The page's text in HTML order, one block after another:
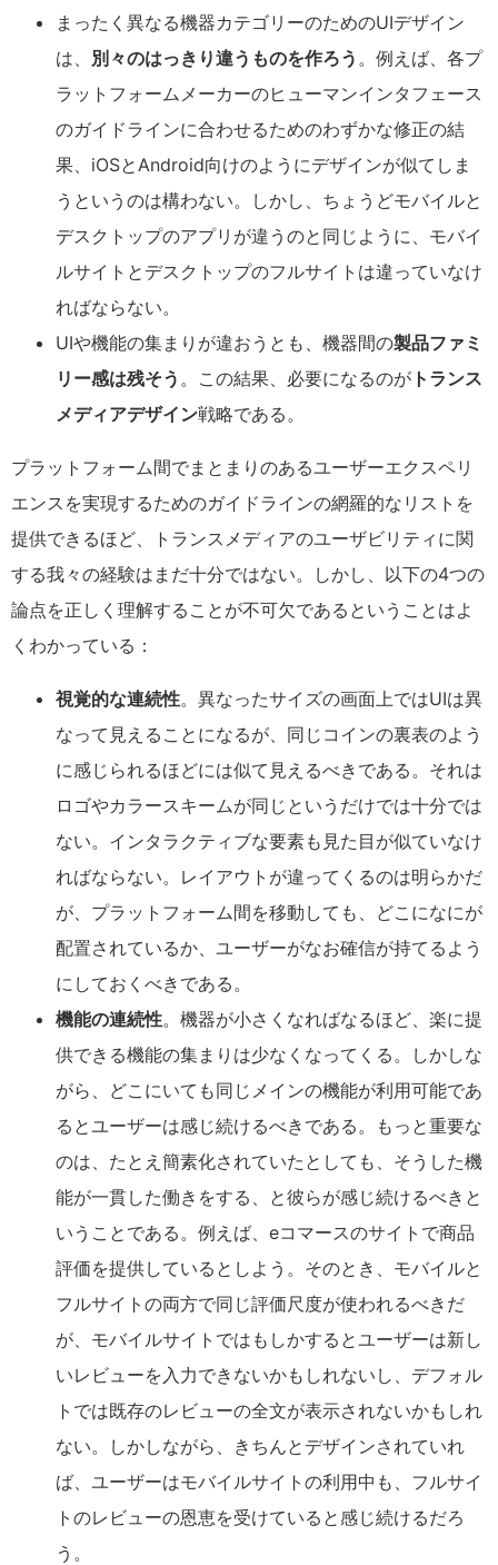
まったく異なる機器カテゴリーのためのUIデザイン
は、 別々のはっきり違うものを作ろう 。例えば、各プ
ラットフォームメーカーのヒューマンインタフェース
のガイドラインに合わせるためのわずかな修正の結
果、iOSとAndroid向けのようにデザインが似てしま
うというのは構わない。しかし、ちょうどモバイルと
デスクトップのアプリが違うのと同じように、モバイ
ルサイトとデスクトップのフルサイトは違っていなけ
ればならない。
UIや機能の集まりが違おうとも、機器間の製品ファミ
リー感は残そう 。この結果、必要になるのが トランス
メディアデザイン戦略である。
プラットフォーム間でまとまりのあるユーザーエクスペリ
エンスを実現するためのガイドラインの網羅的なリストを
提供できるほど、トランスメディアのユーザビリティに関
する我々の経験はまだ十分ではない。しかし、以下の4つの
論点を正しく理解することが不可欠であるということはよ
くわかっている：
視覚的な連続性。異なったサイズの画面上ではUIは異
なって見えることになるが、同じコインの裏表のよう
に感じられるほどには似て見えるべきである。それは
ロゴやカラースキームが同じというだけでは十分では
ない。インタラクティブな要素も見た目が似ていなけ
ればならない。レイアウトが違ってくるのは明らかだ
が、プラットフォーム間を移動しても、どこになにが
配置されているか、ユーザーがなお確信が持てるよう
にしておくべきである。
機能の連続性。機器が小さくなればなるほど、楽に提
供できる機能の集まりは少なくなってくる。しかしな
がら、どこにいても同じメインの機能が利用可能であ
るとユーザーは感じ続けるべきである。もっと重要な
のは、たとえ簡素化されていたとしても、そうした機
能が一貫した働きをする、と彼らが感じ続けるべきと
いうことである。例えば、eコマースのサイトで商品
評価を提供しているとしよう。そのとき、モバイルと
フルサイトの両方で同じ評価尺度が使われるべきだ
が、モバイルサイトではもしかするとユーザーは新し
いレビューを入力できないかもしれないし、デフォル
トでは既存のレビューの全文が表示されないかもしれ
ない。しかしながら、きちんとデザインされていれ
ば、ユーザーはモバイルサイトの利用中も、フルサイ
トのレビューの恩恵を受けていると感じ続けるだろ
う。